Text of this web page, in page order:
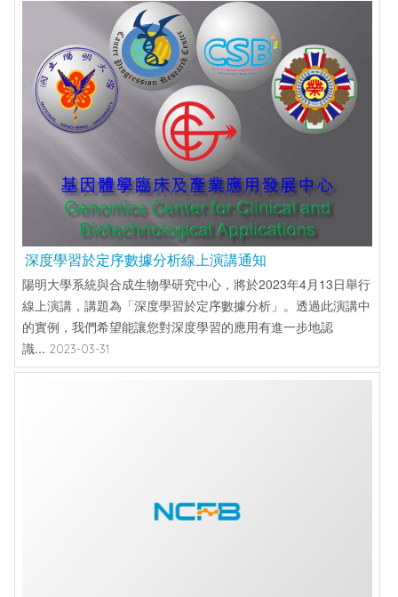
深度學習於定序數據分析線上演講通知
陽明大學系統與合成生物學研究中心，將於2023年4月13日舉行
線上演講，講題為「深度學習於定序數據分析」。透過此演講中
的實例，我們希望能讓您對深度學習的應用有進一步地認
識... 2023-03-31